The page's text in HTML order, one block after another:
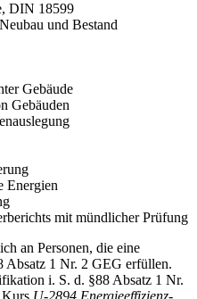
DIN 18599
und Bestand
Gebäude
Gebäuden
Energien
mit mündlicher Prüfung
an Personen, die eine
1 Nr. 2 GEG erfüllen.
i. S. d. §88 Absatz 1 Nr.